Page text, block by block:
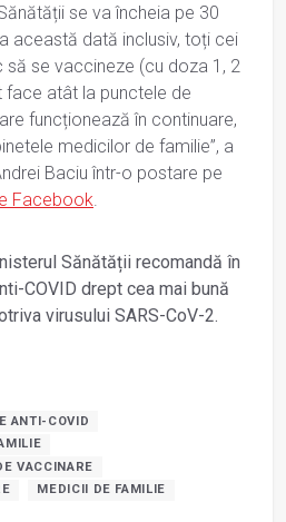
se va încheia pe 30
această dată inclusiv, toți cei
să se vaccineze (cu doza 1, 2
face atât la punctele de
funcționează în continuare,
medicilor de familie”, a
Baciu într-o postare pe
Facebook
Sănătății recomandă în
COVID drept cea mai bună
virusului SARS-CoV-2.
ANTI-COVID
VACCINARE
MEDICII DE FAMILIE